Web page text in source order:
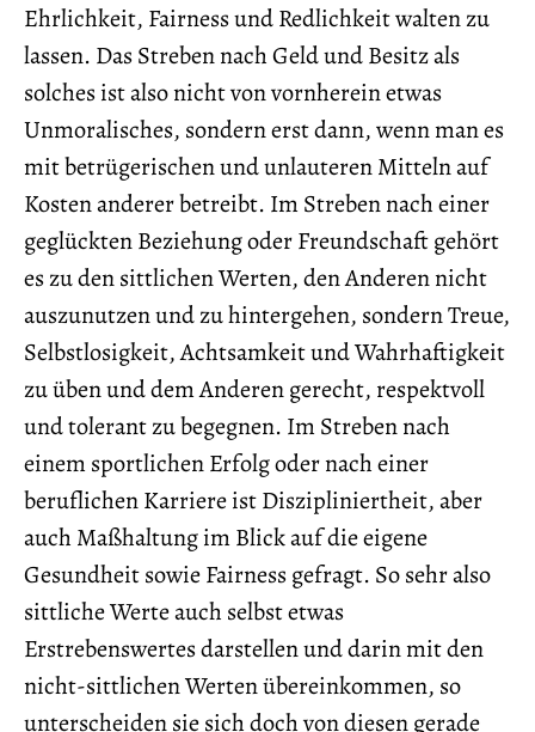
Ehrlichkeit, Fairness und Redlichkeit walten zu
lassen. Das Streben nach Geld und Besitz als
solches ist also nicht von vornherein etwas
Unmoralisches, sondern erst dann, wenn man es
mit betrügerischen und unlauteren Mitteln auf
Kosten anderer betreibt. Im Streben nach einer
geglückten Beziehung oder Freundschaft gehört
es zu den sittlichen Werten, den Anderen nicht
auszunutzen und zu hintergehen, sondern Treue,
Selbstlosigkeit, Achtsamkeit und Wahrhaftigkeit
zu üben und dem Anderen gerecht, respektvoll
und tolerant zu begegnen. Im Streben nach
einem sportlichen Erfolg oder nach einer
beruflichen Karriere ist Diszipliniertheit, aber
auch Maßhaltung im Blick auf die eigene
Gesundheit sowie Fairness gefragt. So sehr also
sittliche Werte auch selbst etwas
Erstrebenswertes darstellen und darin mit den
nicht-sittlichen Werten übereinkommen, so
unterscheiden sie sich doch von diesen gerade